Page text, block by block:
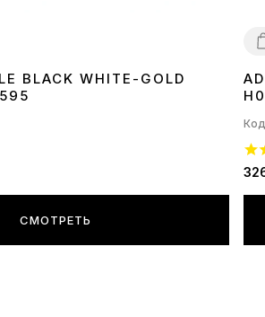
434445
BLACK WHITE-GOLD
СМОТРЕТЬ